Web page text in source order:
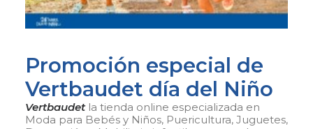
Gracias a
Promocion
Promoción especial de
Vertbaudet día del Niño
Vertbaudetla tienda online especializada en
Moda para Bebés y Niños, Puericultura, Juguetes,